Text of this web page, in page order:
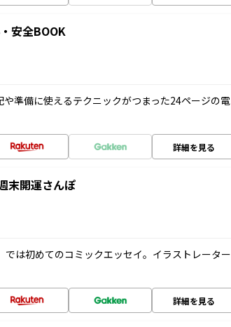
安全BOOK
準備に使えるテクニックがつまった24ページの電
詳細を見る
開運さんぽ
は初めてのコミックエッセイ。イラストレーター
詳細を見る